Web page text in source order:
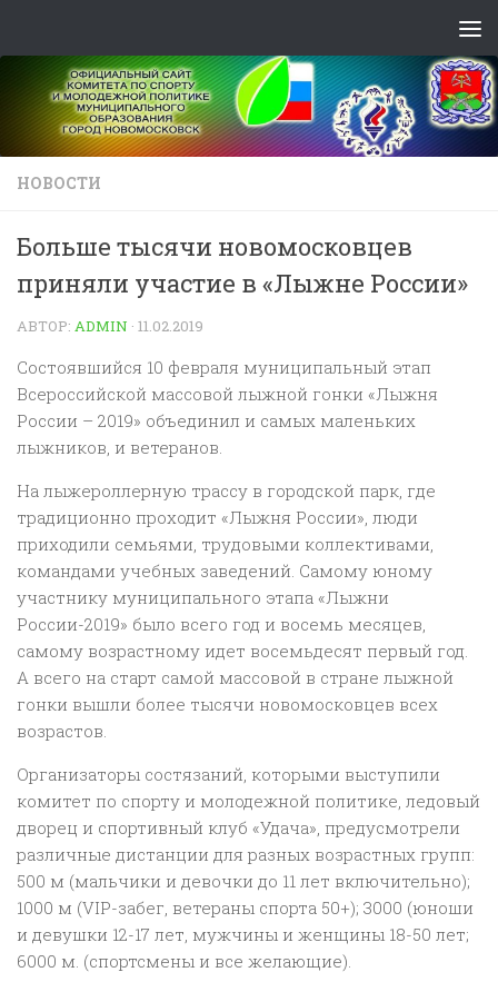
НОВОСТИ
Больше тысячи новомосковцев
приняли участие в «Лыжне России»
АВТОР: ADMIN · 11.02.2019
Состоявшийся 10 февраля муниципальный этап
Всероссийской массовой лыжной гонки «Лыжня
России – 2019» объединил и самых маленьких
лыжников, и ветеранов.
На лыжероллерную трассу в городской парк, где
традиционно проходит «Лыжня России», люди
приходили семьями, трудовыми коллективами,
командами учебных заведений. Самому юному
участнику муниципального этапа «Лыжни
России-2019» было всего год и восемь месяцев,
самому возрастному идет восемьдесят первый год.
А всего на старт самой массовой в стране лыжной
гонки вышли более тысячи новомосковцев всех
возрастов.
Организаторы состязаний, которыми выступили
комитет по спорту и молодежной политике, ледовый
дворец и спортивный клуб «Удача», предусмотрели
различные дистанции для разных возрастных групп:
500 м (мальчики и девочки до 11 лет включительно);
1000 м (VIP-забег, ветераны спорта 50+); 3000 (юноши
и девушки 12-17 лет, мужчины и женщины 18-50 лет;
6000 м. (спортсмены и все желающие).